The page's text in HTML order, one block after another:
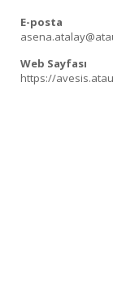
E-posta
Web Sayfası
https://